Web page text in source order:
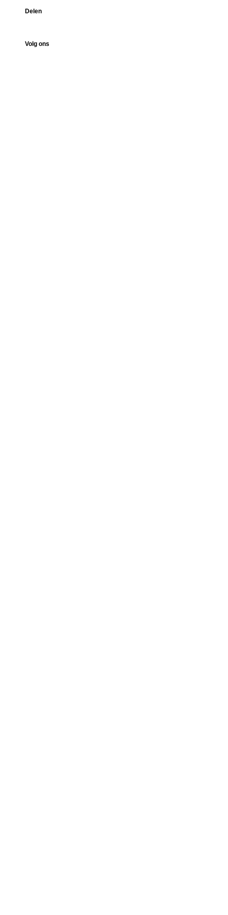
Delen
Volg ons